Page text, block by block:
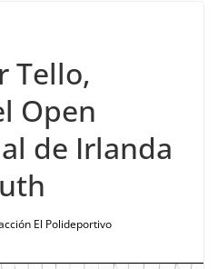
Tello,
Open
de Irlanda
El Polideportivo